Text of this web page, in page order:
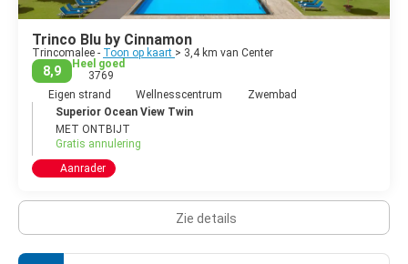
Trinco Blu by Cinnamon
Trincomalee - Toon op kaart > 3,4 km van Center
8,9
Heel goed
3769
Eigen strand
Wellnesscentrum
Zwembad
Superior Ocean View Twin
MET ONTBIJT
Gratis annulering
Aanrader
Zie details